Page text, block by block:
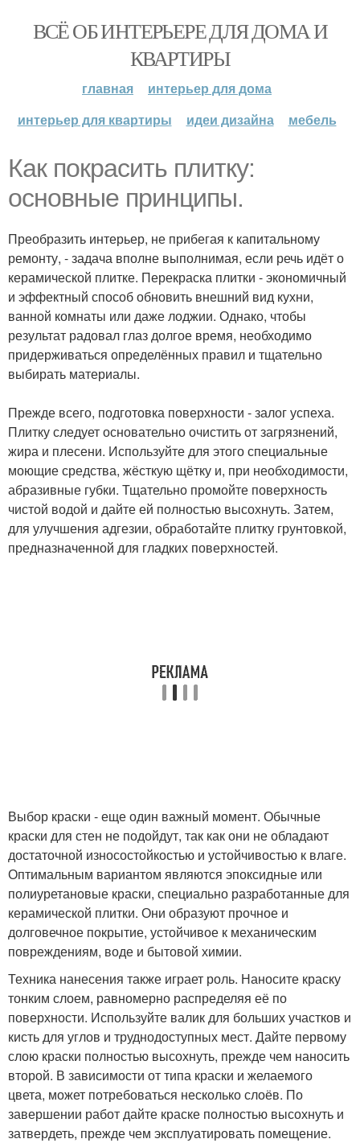
ВСЁ ОБ ИНТЕРЬЕРЕ ДЛЯ ДОМА И
КВАРТИРЫ
главная
интерьер для дома
интерьер для квартиры
идеи дизайна мебель
Как покрасить плитку:
основные принципы.
Преобразить интерьер, не прибегая к капитальному
ремонту, - задача вполне выполнимая, если речь идёт о
керамической плитке. Перекраска плитки - экономичный
и эффектный способ обновить внешний вид кухни,
ванной комнаты или даже лоджии. Однако, чтобы
результат радовал глаз долгое время, необходимо
придерживаться определённых правил и тщательно
выбирать материалы.
Прежде всего, подготовка поверхности - залог успеха.
Плитку следует основательно очистить от загрязнений,
жира и плесени. Используйте для этого специальные
моющие средства, жёсткую щётку и, при необходимости,
абразивные губки. Тщательно промойте поверхность
чистой водой и дайте ей полностью высохнуть. Затем,
для улучшения адгезии, обработайте плитку грунтовкой,
предназначенной для гладких поверхностей.
Выбор краски - еще один важный момент. Обычные
краски для стен не подойдут, так как они не обладают
достаточной износостойкостью и устойчивостью к влаге.
Оптимальным вариантом являются эпоксидные или
полиуретановые краски, специально разработанные для
керамической плитки. Они образуют прочное и
долговечное покрытие, устойчивое к механическим
повреждениям, воде и бытовой химии.
Техника нанесения также играет роль. Наносите краску
тонким слоем, равномерно распределяя её по
поверхности. Используйте валик для больших участков и
кисть для углов и труднодоступных мест. Дайте первому
слою краски полностью высохнуть, прежде чем наносить
второй. В зависимости от типа краски и желаемого
цвета, может потребоваться несколько слоёв. По
завершении работ дайте краске полностью высохнуть и
затвердеть, прежде чем эксплуатировать помещение.